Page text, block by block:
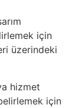
için
üzerindeki
hizmet
için